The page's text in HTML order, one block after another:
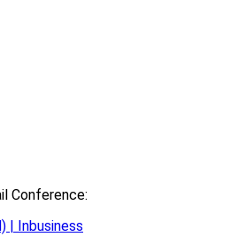
Conference:
| Inbusiness